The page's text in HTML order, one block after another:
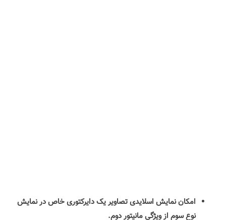
امکان نمایش اسلایدی تصاویر یک دایرکتوری خاص در نمایش
نوع سوم از ویژگی مانیتور دوم.